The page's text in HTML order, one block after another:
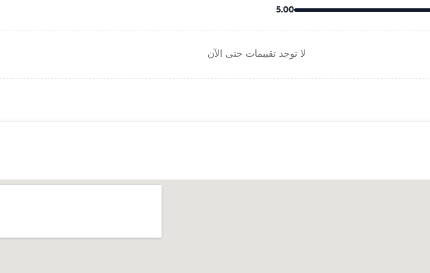
5.00
لا توجد تقييمات حتى الآن